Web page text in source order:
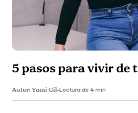
5 pasos para vivir de
Autor:Yami Gil•Lectura de 4 min